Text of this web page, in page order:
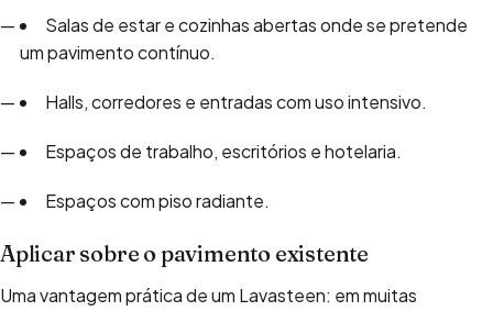
Salas de estar e cozinhas abertas onde se pretende
um pavimento contínuo.
Halls, corredores e entradas com uso intensivo.
Espaços de trabalho, escritórios e hotelaria.
Espaços com piso radiante.
Aplicar sobre o pavimento existente
Uma vantagem prática de um Lavasteen: em muitas